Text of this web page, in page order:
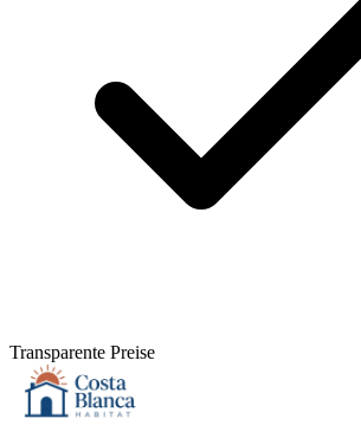
Transparente Preise